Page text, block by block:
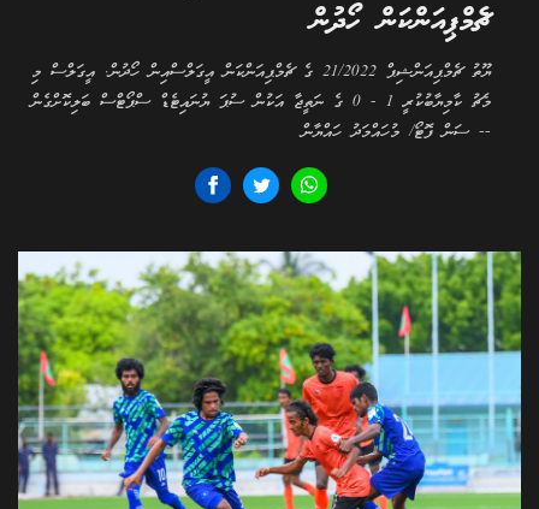
ޗެމްޕިއަންކަން ހޯދުން
ޔޫތު ޗެމްޕިއަންޝިޕް 21/2022 ގެ ޗެމްޕިއަންކަން އީގަލްސްއިން ހޯދުން. އީގަލްސް މި
މެޗު ކާމިޔާބުކުރީ 1 - 0 ގެ ނަތީޖާ އަކުން ސުޕަ ޔުނައިޓެޑް ސްޕޯޓްސް ބަލިކޮށްގެން
-- ސަން ފޮޓޯ/ މުހައްމަދު ހައްޔާން